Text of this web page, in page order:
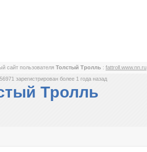
сайт пользователя Толстый Тролль : fattroll.www.nn.ru
зарегистрирован более 1 года назад
Тролль